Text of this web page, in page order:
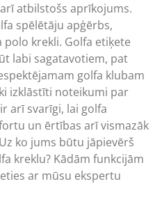
atbilstošs aprīkojums.
spēlētāju apģērbs,
krekli. Golfa etiķete
labi sagatavotiem, pat
golfa klubam
izklāstīti noteikumi par
arī svarīgi, lai golfa
un ērtības arī vismazāk
ko jums būtu jāpievērš
kreklu? Kādām funkcijām
ar mūsu ekspertu